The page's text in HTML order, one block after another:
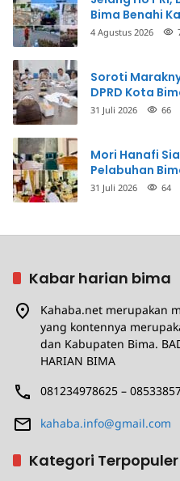
Bima Benahi
4 Agustus 2026
Soroti
DPRD Kota
Perda
31 Juli 2026 66
Mori Hanafi
Pelabuhan
Dermaga
31 Juli 2026 64
Kabar harian bima
Kahaba.net merupakan
yang kontennya
dan Kabupaten Bima.
HARIAN BIMA
081234978625 –
kahaba.info@gmail.com
Kategori Terpopuler